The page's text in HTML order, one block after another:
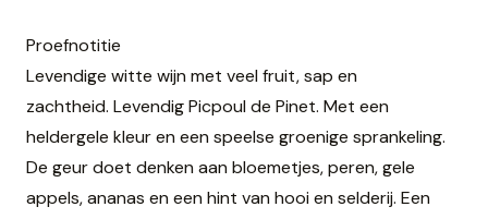
Proefnotitie
Levendige witte wijn met veel fruit, sap en
zachtheid. Levendig Picpoul de Pinet. Met een
heldergele kleur en een speelse groenige sprankeling.
De geur doet denken aan bloemetjes, peren, gele
appels, ananas en een hint van hooi en selderij. Een